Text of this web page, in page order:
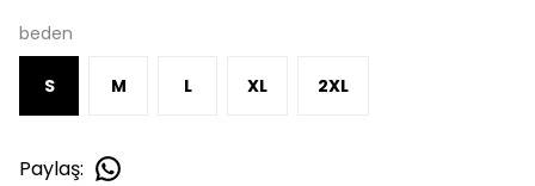
beden
S M L XL 2XL
Paylaş: